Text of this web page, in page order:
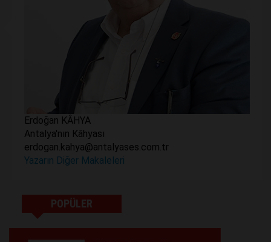
Erdoğan KÂHYA
Antalya'nın Kâhyası
erdogan.kahya@antalyases.com.tr
Yazarın Diğer Makaleleri
POPÜLER